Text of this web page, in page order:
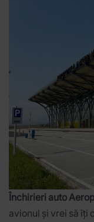
Închirieri auto
avionul și vrei să îți